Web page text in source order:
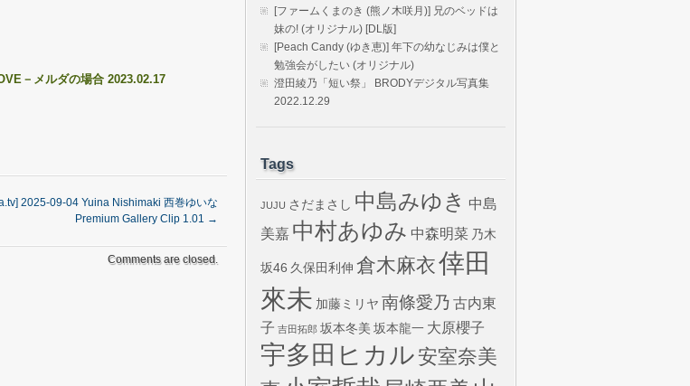
－メルダの場合 2023.02.17
2025-09-04 Yuina Nishimaki 西巻ゆいな
Premium Gallery Clip 1.01 →
Comments are closed.
[ファームくまのき (熊ノ木咲月)] 兄のベッドは
妹の! (オリジナル) [DL版]
[Peach Candy (ゆき恵)] 年下の幼なじみは僕と
勉強会がしたい (オリジナル)
澄田綾乃「短い祭」 BRODYデジタル写真集
2022.12.29
Tags
JUJU さだまさし 中島みゆき 中島
美嘉 中村あゆみ 中森明菜 乃木
坂46 久保田利伸 倉木麻衣倖田
來未 加藤ミリヤ 南條愛乃 古内東
子 吉田拓郎 坂本冬美 坂本龍一 大原櫻子
宇多田ヒカル安室奈美